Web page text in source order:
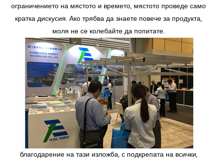
ограничението на мястото и времето, мястото проведе само
кратка дискусия. Ако трябва да знаете повече за продукта,
моля не се колебайте да попитате.
благодарение на тази изложба, с подкрепата на всички,